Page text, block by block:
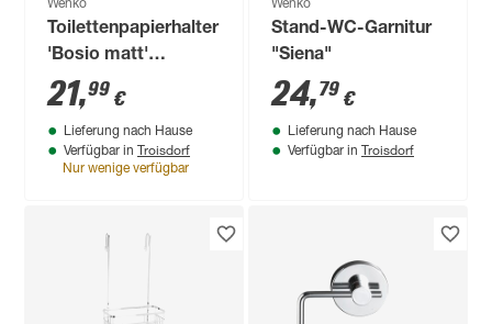
Wenko
Toilettenpapierhalter
'Bosio matt'
Edelstahl rostfrei
21,99 €
Lieferung nach Hause
Verfügbar in Troisdorf
Nur wenige verfügbar
Wenko
Stand-WC-Garnitur
"Siena"
24,79 €
Lieferung nach Hause
Verfügbar in Troisdorf